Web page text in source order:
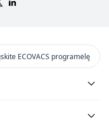
ECOVACS programėlę